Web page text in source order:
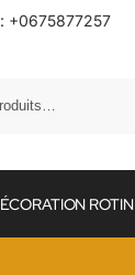
+0675877257
ROTIN